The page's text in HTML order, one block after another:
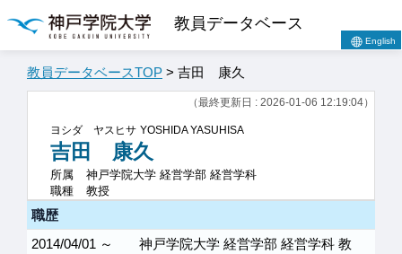
教員データベース
English
教員データベースTOP > 吉田 康久
（最終更新日 : 2026-01-06 12:19:04）
ヨシダ ヤスヒサ YOSHIDA YASUHISA
吉田 康久
所属
神戸学院大学 経営学部 経営学科
職種
教授
職歴
2014/04/01 ～
神戸学院大学 経営学部 経営学科 教